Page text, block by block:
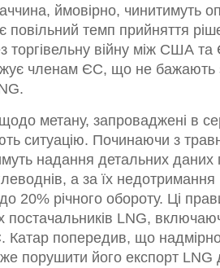
ймовірно, чинитимуть
повільний темп прийняття
торгівельну війну між США та
членам ЄС, що не бажають
метану, запроваджені в
ситуацію. Починаючи з
надання детальних даних
а за їх
20% річного обороту. Ці
постачальників LNG,
Катар попередив, що
порушити його експорт LNG